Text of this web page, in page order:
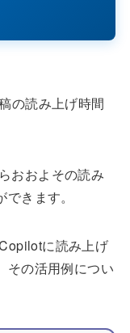
の読み上げ時間
おおよその読み
きます。
に読み上げ
その活用例につい